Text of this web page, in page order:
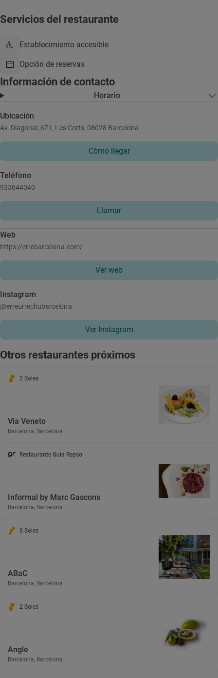
Servicios del restaurante
Establecimiento accesible
Opción de reservas
Información de contacto
Horario
Ubicación
Av. Diagonal, 671, Les Corts, 08028 Barcelona
Cómo llegar
Teléfono
933644040
Llamar
Web
https://errebarcelona.com/
Ver web
Instagram
@erreurrechubarcelona
Ver Instagram
Otros restaurantes próximos
2 Soles
Via Veneto
Barcelona, Barcelona
Restaurante Guía Repsol
Informal by Marc Gascons
Barcelona, Barcelona
3 Soles
ABaC
Barcelona, Barcelona
2 Soles
Angle
Barcelona, Barcelona